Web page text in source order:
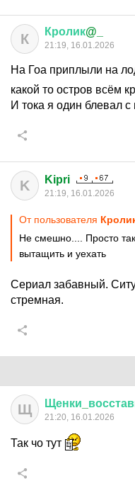
К Кролик@_
21:19, 16.01.2026
На Гоа приплыли на
какой то остров всём
И тока я один блевал с
K Kipri
21:19, 16.01.2026
От пользователя
Не смешно.... Просто
вытащить и уехать
Сериал забавный.
стремная.
Щ Щенки
21:20, 16.01.2026
Так чо тут